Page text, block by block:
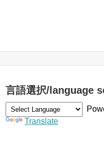
言語選択/language
Translate